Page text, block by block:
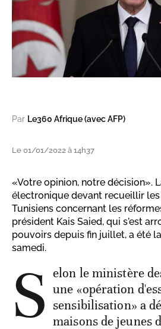
Par Le360 Afrique (avec AFP)
Le 01/01/2022 à 14h37
«Votre opinion, notre décision».
électronique devant recueillir
Tunisiens concernant les
président Kais Saied, qui s'est
pouvoirs depuis fin juillet, a été
samedi.
S elon le ministère
une «opération
sensibilisation» a
maisons de jeunes